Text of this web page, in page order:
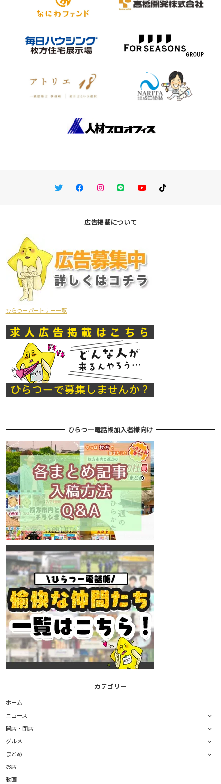
TwitterFacebookInstagram
LINE You TubeTikTok
広告掲載について
ひらつーパートナー一覧
ひらつー電話帳加入者様向け
カテゴリー
ホーム
ニュース
開店・閉店
グルメ
まとめ
お店
動画